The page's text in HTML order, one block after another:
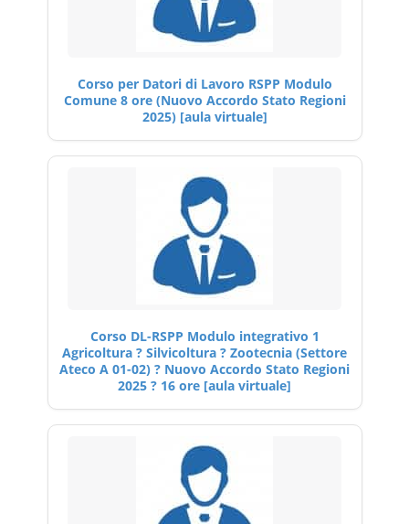
Corso per Datori di Lavoro RSPP Modulo
Comune 8 ore (Nuovo Accordo Stato Regioni
2025) [aula virtuale]
Corso DL-RSPP Modulo integrativo 1
Agricoltura ? Silvicoltura ? Zootecnia (Settore
Ateco A 01-02) ? Nuovo Accordo Stato Regioni
2025 ? 16 ore [aula virtuale]